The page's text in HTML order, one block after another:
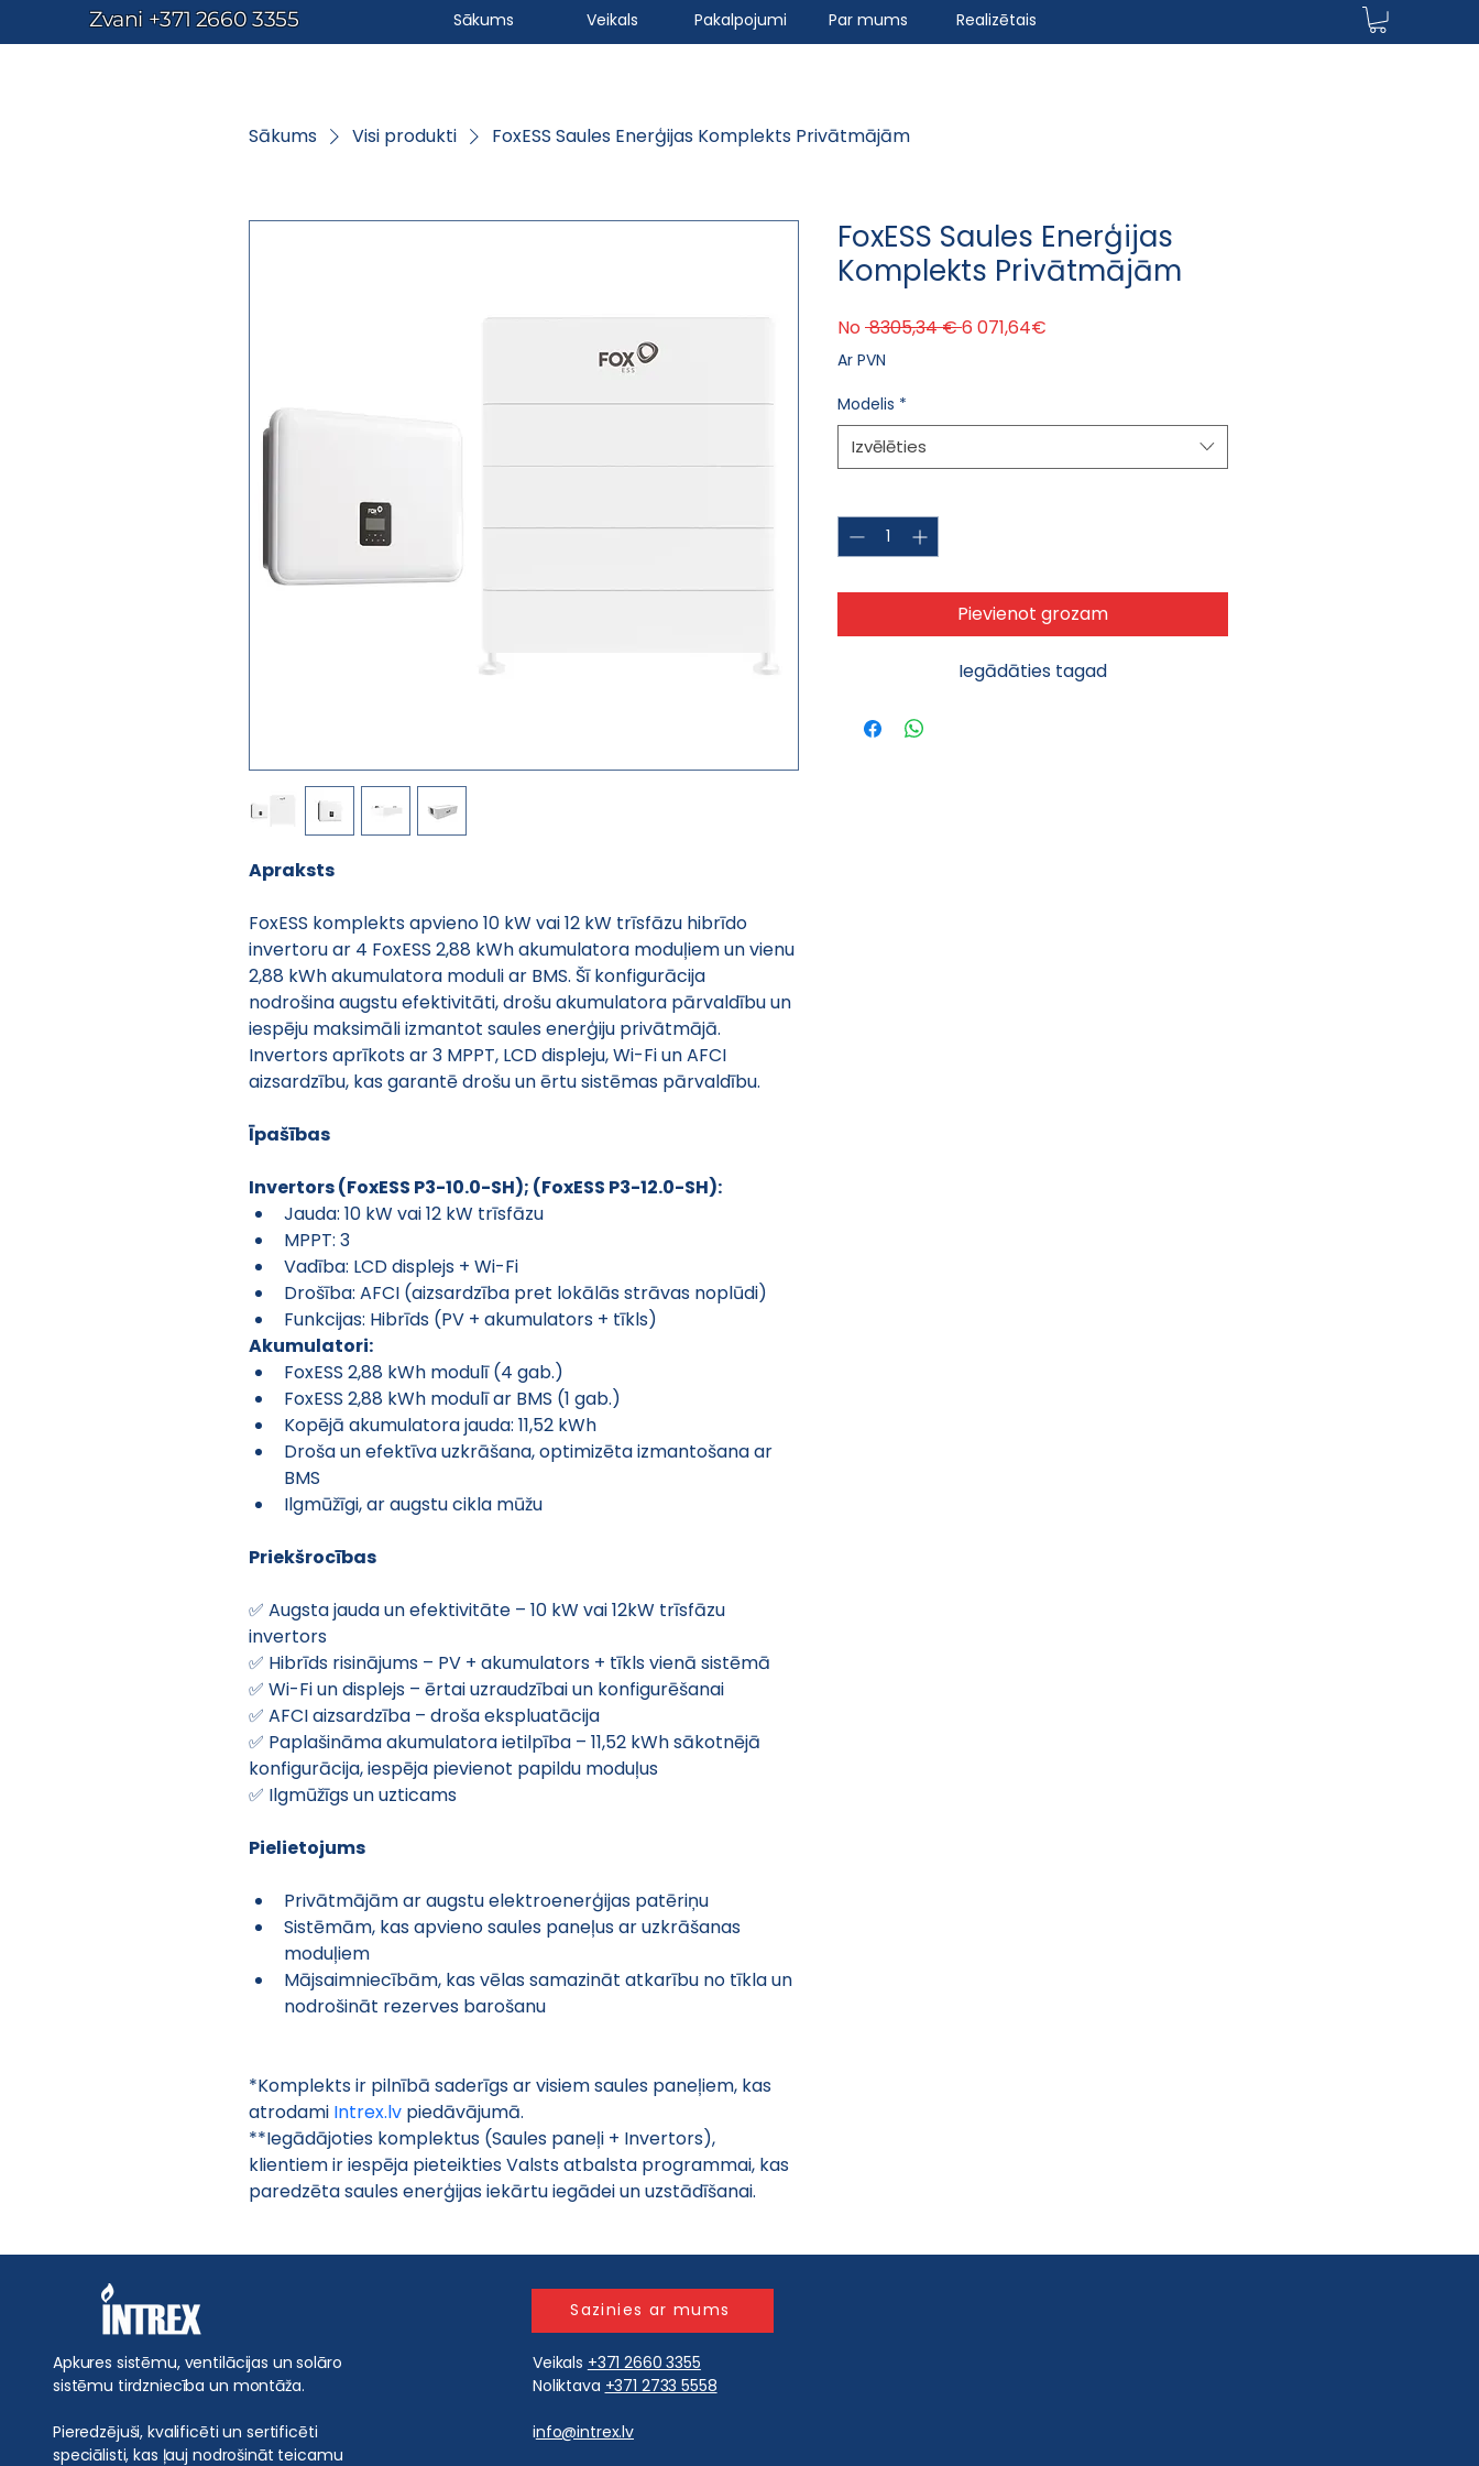
Zvani +371 2660 3355 Sākums Veikals Pakalpojumi Par mums Realizētais
Sākums Visi produkti FoxESS Saules Enerģijas Komplekts Privātmājām
Apraksts
FoxESS komplekts apvieno 10 kW vai 12 kW trīsfāzu hibrīdo
invertoru ar 4 FoxESS 2,88 kWh akumulatora moduļiem un vienu
2,88 kWh akumulatora moduli ar BMS. Šī konfigurācija
nodrošina augstu efektivitāti, drošu akumulatora pārvaldību un
iespēju maksimāli izmantot saules enerģiju privātmājā.
Invertors aprīkots ar 3 MPPT, LCD displeju, Wi-Fi un AFCI
aizsardzību, kas garantē drošu un ērtu sistēmas pārvaldību.
Īpašības
Invertors (FoxESS P3-10.0-SH); (FoxESS P3-12.0-SH):
Jauda: 10 kW vai 12 kW trīsfāzu
MPPT: 3
Vadība: LCD displejs + Wi-Fi
Drošība: AFCI (aizsardzība pret lokālās strāvas noplūdi)
Funkcijas: Hibrīds (PV + akumulators + tīkls)
Akumulatori:
FoxESS 2,88 kWh modulī (4 gab.)
FoxESS 2,88 kWh modulī ar BMS (1 gab.)
Kopējā akumulatora jauda: 11,52 kWh
Droša un efektīva uzkrāšana, optimizēta izmantošana ar
BMS
Ilgmūžīgi, ar augstu cikla mūžu
Priekšrocības
✅ Augsta jauda un efektivitāte – 10 kW vai 12kW trīsfāzu
invertors
✅ Hibrīds risinājums – PV + akumulators + tīkls vienā sistēmā
✅ Wi-Fi un displejs – ērtai uzraudzībai un konfigurēšanai
✅ AFCI aizsardzība – droša ekspluatācija
✅ Paplašināma akumulatora ietilpība – 11,52 kWh sākotnējā
konfigurācija, iespēja pievienot papildu moduļus
✅ Ilgmūžīgs un uzticams
Pielietojums
Privātmājām ar augstu elektroenerģijas patēriņu
Sistēmām, kas apvieno saules paneļus ar uzkrāšanas
moduļiem
Mājsaimniecībām, kas vēlas samazināt atkarību no tīkla un
nodrošināt rezerves barošanu
*Komplekts ir pilnībā saderīgs ar visiem saules paneļiem, kas
atrodami Intrex.lv piedāvājumā.
**Iegādājoties komplektus (Saules paneļi + Invertors),
klientiem ir iespēja pieteikties Valsts atbalsta programmai, kas
paredzēta saules enerģijas iekārtu iegādei un uzstādīšanai.
FoxESS Saules Enerģijas
Komplekts Privātmājām
No 8305,34 € Parastā cena
6 071,64€
Ar PVN
Modelis *
Izvēlēties
Pievienot grozam
Iegādāties tagad
Apkures sistēmu, ventilācijas un solāro
sistēmu tirdzniecība un montāža.
Pieredzējuši, kvalificēti un sertificēti
speciālisti, kas ļauj nodrošināt teicamu
Sazinies ar mums
Veikals +371 2660 3355
Noliktava +371 2733 5558
info@intrex.lv